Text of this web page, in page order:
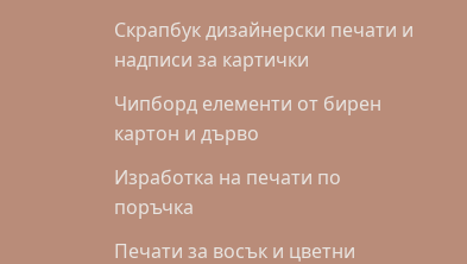
Скрапбук дизайнерски печати и
надписи за картички
Чипборд елементи от бирен
картон и дърво
Изработка на печати по
поръчка
Печати за восък и цветни